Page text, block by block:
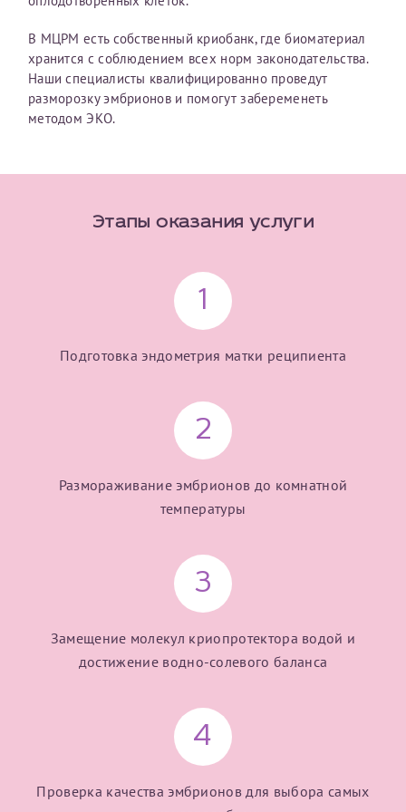
В МЦРМ есть собственный криобанк, где биоматериал
хранится с соблюдением всех норм законодательства.
Наши специалисты квалифицированно проведут
разморозку эмбрионов и помогут забеременеть
методом ЭКО.
Этапы оказания услуги
1
Подготовка эндометрия матки реципиента
2
Размораживание эмбрионов до комнатной
температуры
3
Замещение молекул криопротектора водой и
достижение водно-солевого баланса
4
Проверка качества эмбрионов для выбора самых
Принимаю условия Соглашения на обработку
персональных данных
Отчество*
Дата рождения*
ИНН Налогоплательщика*
налогоплательщик, тот, кто будет получать вычет - ФИО
За год/годы